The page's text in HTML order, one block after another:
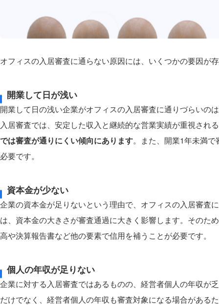
オフィスの入居審査に通らない原因には、いくつかの要因が
開業して日が浅い
開業して日の浅い企業がオフィスの入居審査に通りづらいの
入居審査では、安定した収入と継続的な営業実績が重視され
では審査が通りにくい傾向にあります。また、開業1年未満
必要です。
資本金が少ない
企業の資本金が足りないという理由で、オフィスの入居審査
は、資本金の大きさが審査通過に大きく影響します。そのた
高や決算報告書など他の要素で信用を補うことが必要です。
個人の年収が足りない
企業に対する入居審査ではあるものの、経営者個人の年収が
だけでなく、経営者個人の年収も審査対象になる場合がある